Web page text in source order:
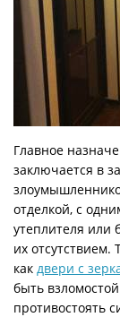
Главное
заключается в
отделкой, с
утеплителя или
их отсутствием.
как двери с
быть
противостоять